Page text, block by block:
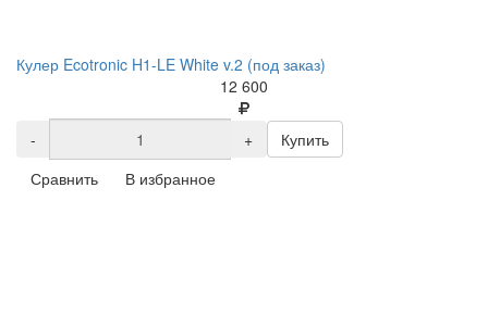
Кулер Ecotronic H1-LE White v.2 (под заказ)
12 600
- +
Купить
Сравнить
В избранное